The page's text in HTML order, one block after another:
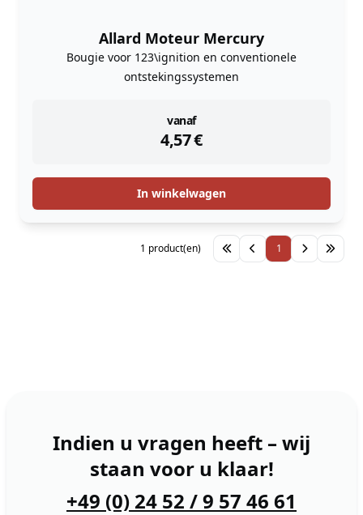
Allard Moteur Mercury
Bougie voor 123\ignition en conventionele
ontstekingssystemen
vanaf
4,57€
instock
In winkelwagen
1
1 product(en)
Indien u vragen heeft – wij
staan voor u klaar!
+49 (0) 24 52 / 9 57 46 61